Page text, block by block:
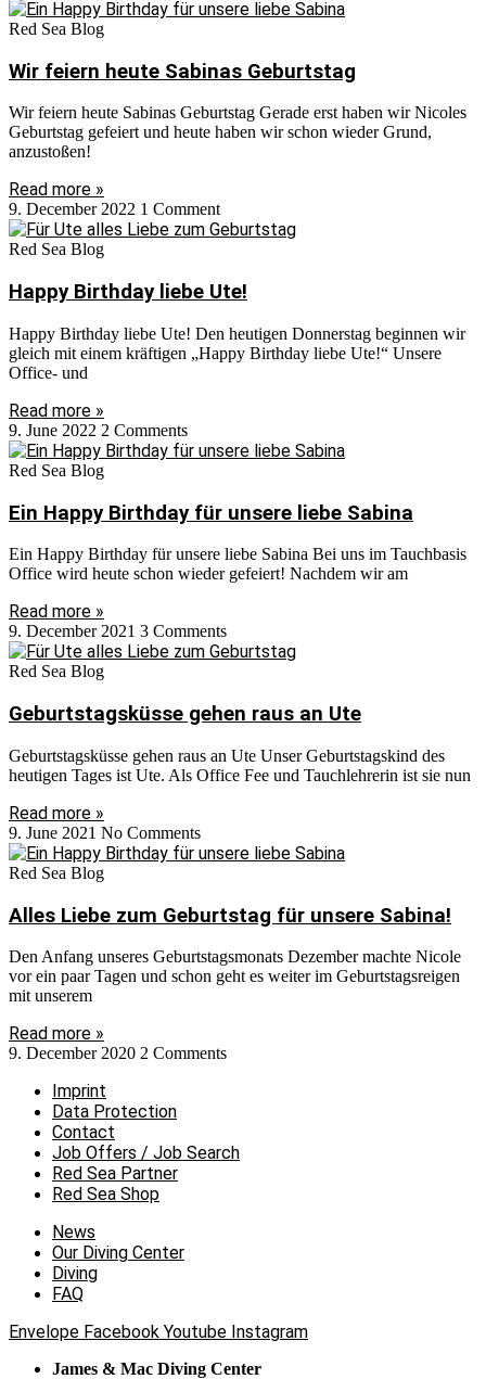
Red Sea Blog
Wir feiern heute Sabinas Geburtstag
Wir feiern heute Sabinas Geburtstag Gerade erst haben wir Nicoles
Geburtstag gefeiert und heute haben wir schon wieder Grund,
anzustoßen!
Read more »
9. December 2022 1 Comment
Red Sea Blog
Happy Birthday liebe Ute!
Happy Birthday liebe Ute! Den heutigen Donnerstag beginnen wir
gleich mit einem kräftigen „Happy Birthday liebe Ute!“ Unsere
Office- und
Read more »
9. June 2022 2 Comments
Red Sea Blog
Ein Happy Birthday für unsere liebe Sabina
Ein Happy Birthday für unsere liebe Sabina Bei uns im Tauchbasis
Office wird heute schon wieder gefeiert! Nachdem wir am
Read more »
9. December 2021 3 Comments
Red Sea Blog
Geburtstagsküsse gehen raus an Ute
Geburtstagsküsse gehen raus an Ute Unser Geburtstagskind des
heutigen Tages ist Ute. Als Office Fee und Tauchlehrerin ist sie nun
Read more »
9. June 2021 No Comments
Red Sea Blog
Alles Liebe zum Geburtstag für unsere Sabina!
Den Anfang unseres Geburtstagsmonats Dezember machte Nicole
vor ein paar Tagen und schon geht es weiter im Geburtstagsreigen
mit unserem
Read more »
9. December 2020 2 Comments
Imprint
Data Protection
Contact
Job Offers / Job Search
Red Sea Partner
Red Sea Shop
News
Our Diving Center
Diving
FAQ
Envelope Facebook Youtube Instagram
James & Mac Diving Center